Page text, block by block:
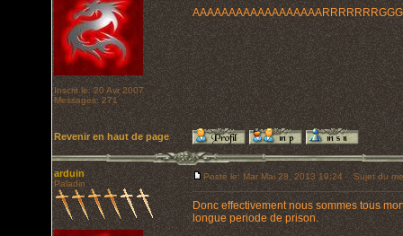
Inscrit le: 20 Avr 2007
Messages: 271
Revenir en haut de page
arduin
Paladin
Posté le: Mar Mai 28, 2013 19:24 Sujet du
Donc effectivement nous sommes tous
longue periode de prison.